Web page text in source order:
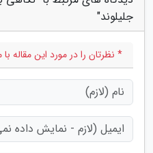
جلیلوند"
* نظرتان را در مورد این مقاله با